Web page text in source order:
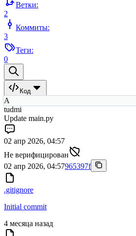
Ветки:
2
Коммиты:
3
Теги:
0
Код
A
tudmi
Update main.py
02 апр 2026, 04:57
Не верифицирован
02 апр 2026, 04:57965397f
.gitignore
Initial commit
4 месяца назад